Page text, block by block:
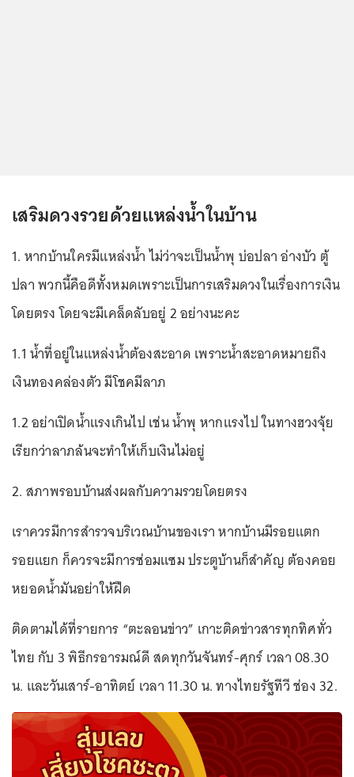
เสริมดวงรวยด้วยแหล่งน้ำในบ้าน
1. หากบ้านใครมีแหล่งน้ำ ไม่ว่าจะเป็นน้ำพุ บ่อปลา อ่างบัว ตู้
ปลา พวกนี้คือดีทั้งหมดเพราะเป็นการเสริมดวงในเรื่องการเงิน
โดยตรง โดยจะมีเคล็ดลับอยู่ 2 อย่างนะคะ
1.1 น้ำที่อยู่ในแหล่งน้ำต้องสะอาด เพราะน้ำสะอาดหมายถึง
เงินทองคล่องตัว มีโชคมีลาภ
1.2 อย่าเปิดน้ำแรงเกินไป เช่น น้ำพุ หากแรงไป ในทางฮวงจุ้ย
เรียกว่าลาภล้นจะทำให้เก็บเงินไม่อยู่
2. สภาพรอบบ้านส่งผลกับความรวยโดยตรง
เราควรมีการสำรวจบริเวณบ้านของเรา หากบ้านมีรอยแตก
รอยแยก ก็ควรจะมีการซ่อมแซม ประตูบ้านก็สำคัญ ต้องคอย
หยอดน้ำมันอย่าให้ฝืด
ติดตามได้ที่รายการ “ตะลอนข่าว” เกาะติดข่าวสารทุกทิศทั่ว
ไทย กับ 3 พิธีกรอารมณ์ดี สดทุกวันจันทร์-ศุกร์ เวลา 08.30
น. และวันเสาร์-อาทิตย์ เวลา 11.30 น. ทางไทยรัฐทีวี ช่อง 32.